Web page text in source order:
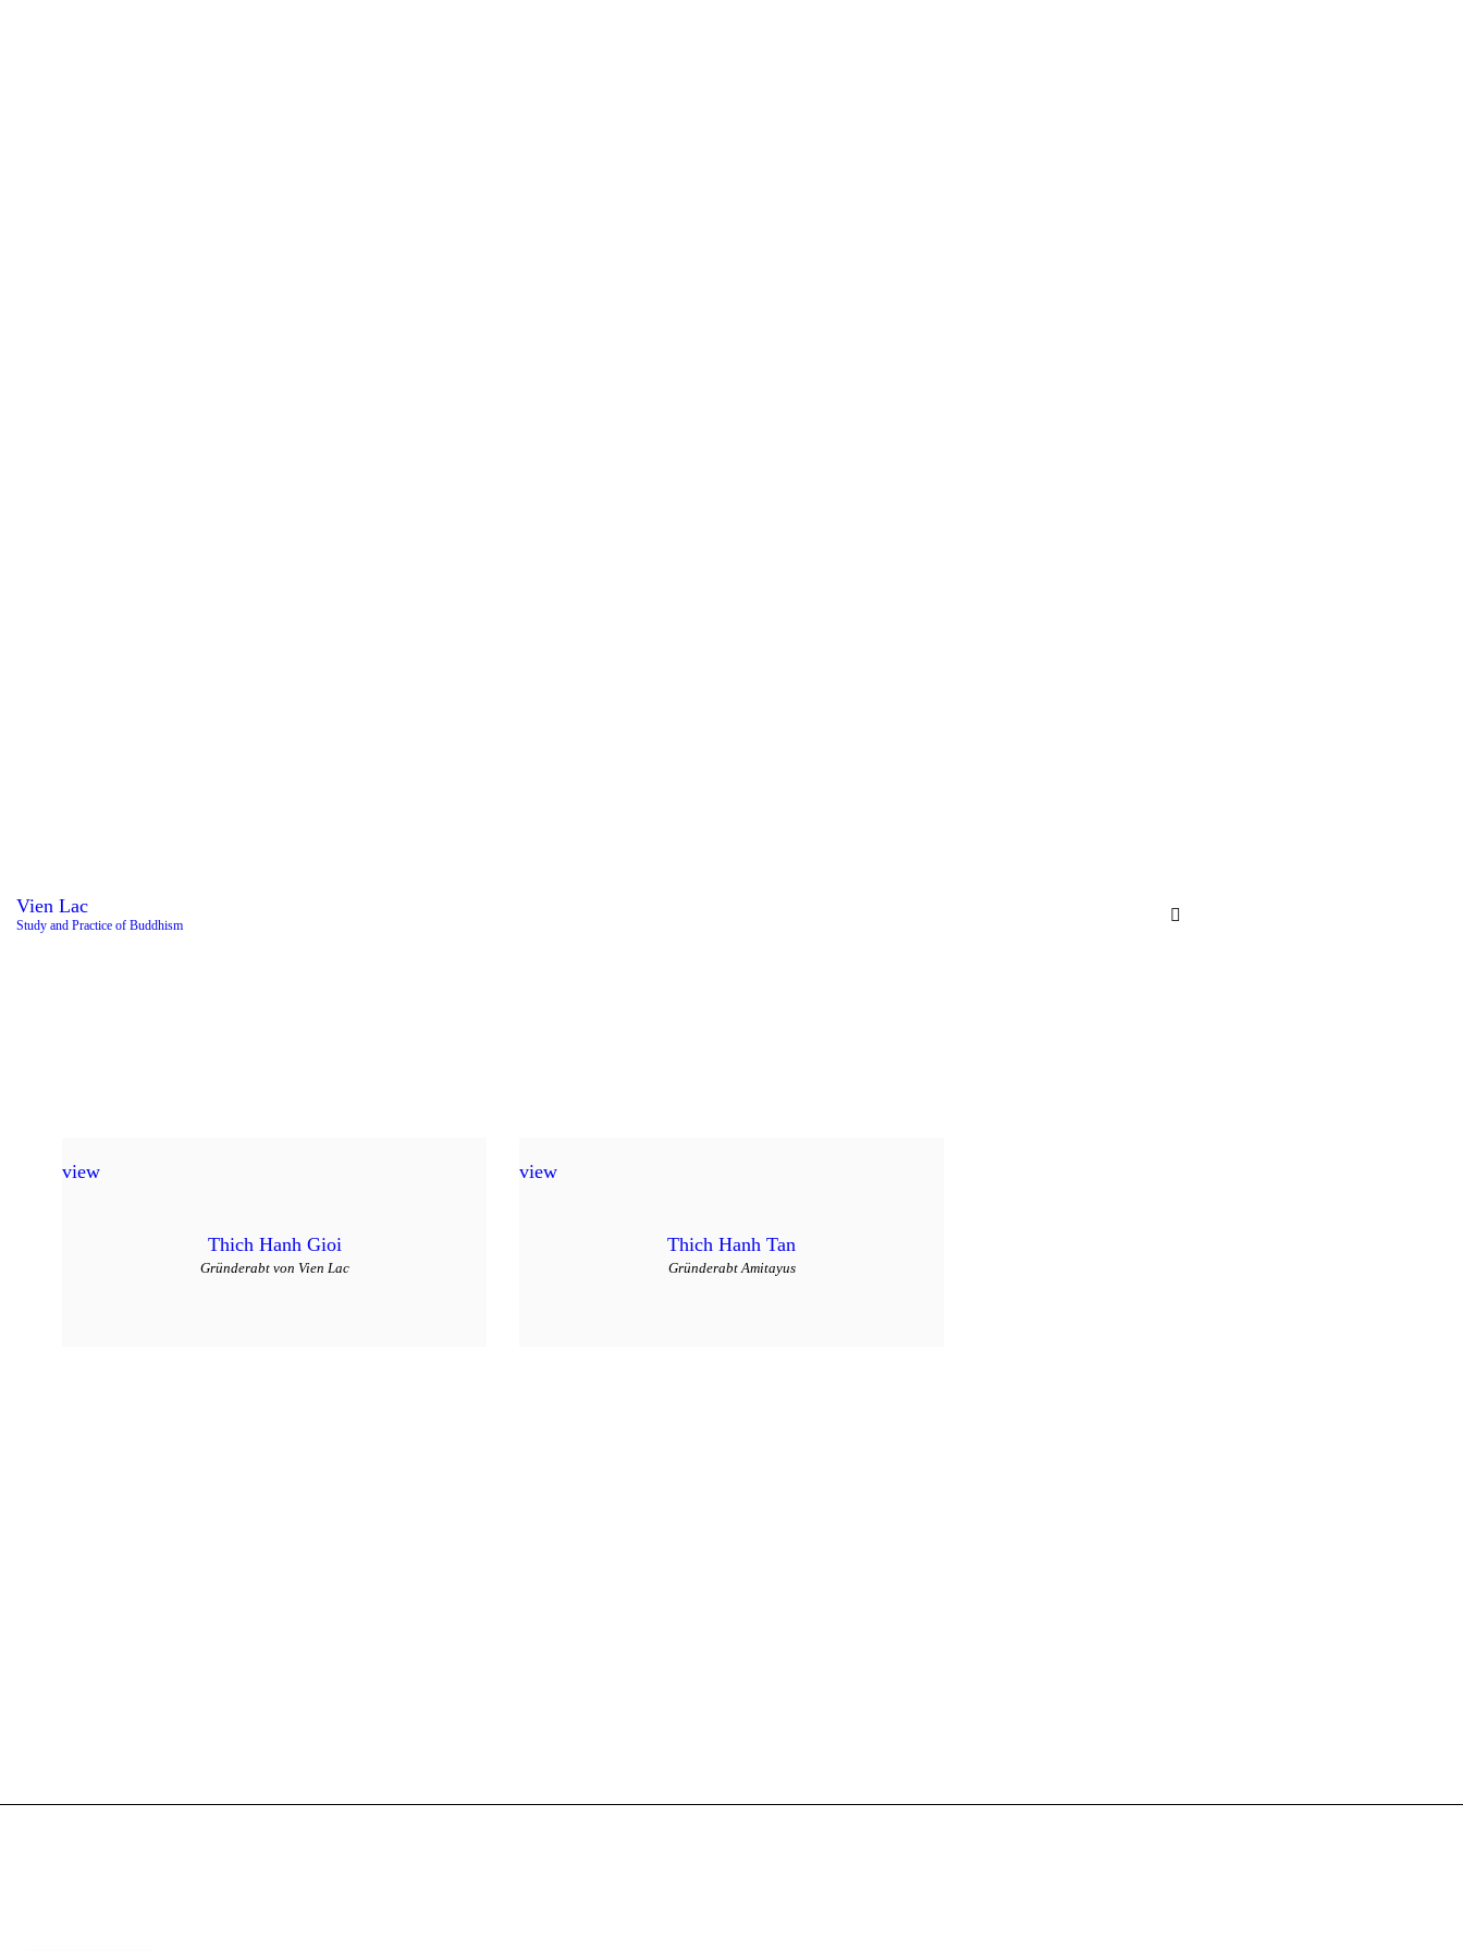
Vien Lac
Study and Practice of Buddhism
view
Thich Hanh Gioi
Gründerabt von Vien Lac
view
Thich Hanh Tan
Gründerabt Amitayus